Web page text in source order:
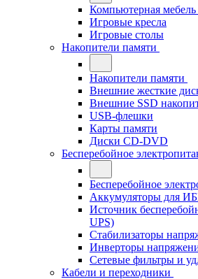
Компьютерная мебель
Игровые кресла
Игровые столы
Накопители памяти
Накопители памяти
Внешние жесткие
Внешние SSD
USB-флешки
Карты памяти
Диски CD-DVD
Бесперебойное
Бесперебойное
Аккумуляторы для
Источник
UPS)
Стабилизаторы
Инверторы
Сетевые фильтры и
Кабели и переходники